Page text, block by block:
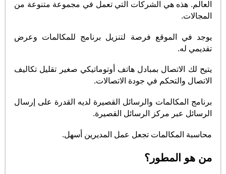
العالم. هذه هي الشركات التي تعمل في مجموعة متنوعة من
المجالات.
يوجد في الموقع فرصة لتنزيل برنامج للمكالمات وعرض
تقديمي له.
يتيح لك الاتصال بمبادل هاتف أوتوماتيكي صغير تقليل تكاليف
الاتصال والتحكم في جودة الاتصالات.
برنامج المكالمات والرسائل القصيرة لديه القدرة على إرسال
الرسائل عبر مركز الرسائل القصيرة.
محاسبة المكالمات تجعل عمل المديرين أسهل.
من هو المطور؟